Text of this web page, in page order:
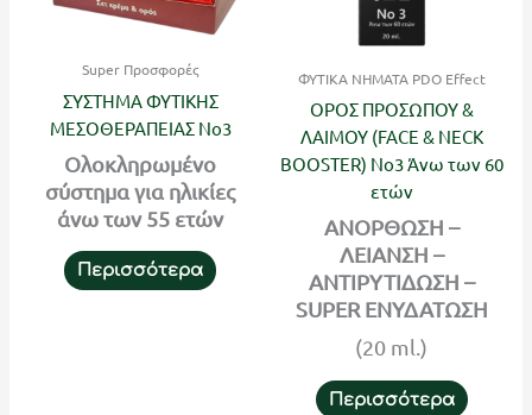
Super Προσφορές
ΣΥΣΤΗΜΑ ΦΥΤΙΚΗΣ
ΜΕΣΟΘΕΡΑΠΕΙΑΣ Νο3
Ολοκληρωμένο
σύστημα για ηλικίες
άνω των 55 ετών
Περισσότερα
ΦΥΤΙΚΑ ΝΗΜΑΤΑ PDO Effect
ΟΡΟΣ ΠΡΟΣΩΠΟΥ &
ΛΑΙΜΟΥ (FACE & NECK
BOOSTER) No3 Άνω των 60
ετών
ΑΝΟΡΘΩΣΗ –
ΛΕΙΑΝΣΗ –
ΑΝΤΙΡΥΤΙΔΩΣΗ –
SUPER ΕΝΥΔΑΤΩΣΗ
(20 ml.)
Περισσότερα